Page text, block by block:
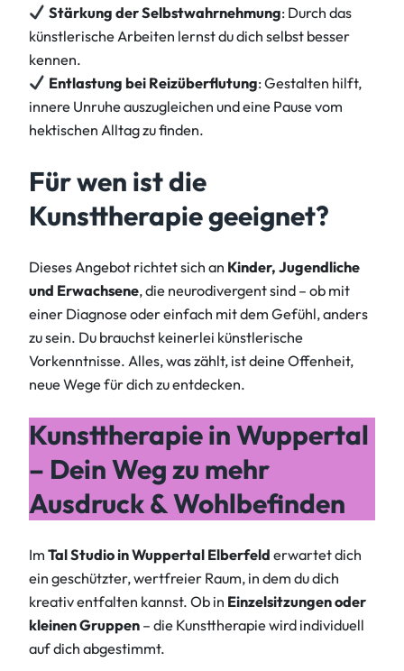
Stärkung der Selbstwahrnehmung: Durch das
künstlerische Arbeiten lernst du dich selbst besser
kennen.
Entlastung bei Reizüberflutung: Gestalten hilft,
innere Unruhe auszugleichen und eine Pause vom
hektischen Alltag zu finden.
Für wen ist die
Kunsttherapie geeignet?
Dieses Angebot richtet sich an Kinder, Jugendliche
und Erwachsene, die neurodivergent sind – ob mit
einer Diagnose oder einfach mit dem Gefühl, anders
zu sein. Du brauchst keinerlei künstlerische
Vorkenntnisse. Alles, was zählt, ist deine Offenheit,
neue Wege für dich zu entdecken.
Kunsttherapie in Wuppertal
– Dein Weg zu mehr
Ausdruck & Wohlbefinden
Im Tal Studio in Wuppertal Elberfeld erwartet dich
ein geschützter, wertfreier Raum, in dem du dich
kreativ entfalten kannst. Ob in Einzelsitzungen oder
kleinen Gruppen – die Kunsttherapie wird individuell
auf dich abgestimmt.